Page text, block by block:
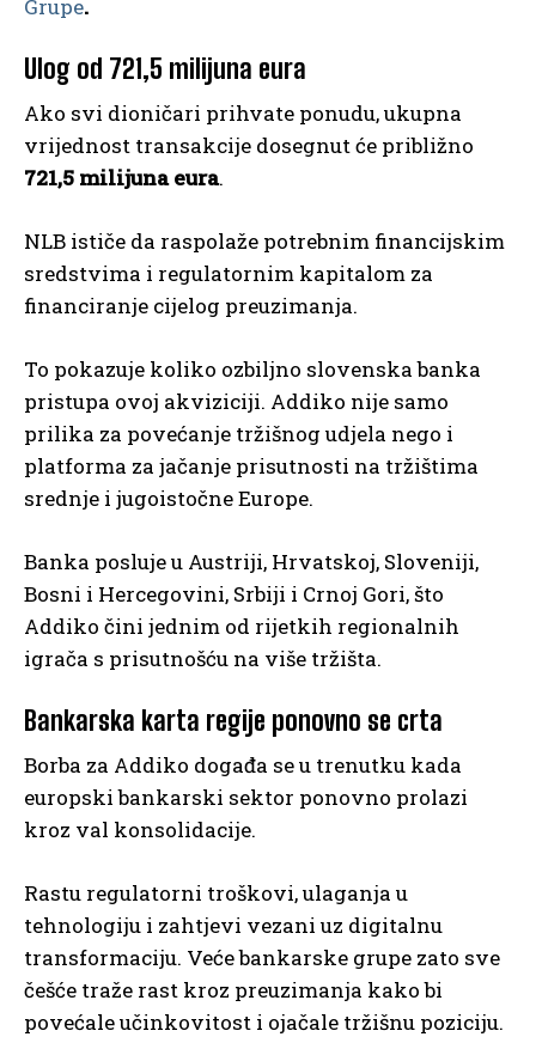
Grupe.
Ulog od 721,5 milijuna eura
Ako svi dioničari prihvate ponudu, ukupna
vrijednost transakcije dosegnut će približno
721,5 milijuna eura.
NLB ističe da raspolaže potrebnim financijskim
sredstvima i regulatornim kapitalom za
financiranje cijelog preuzimanja.
To pokazuje koliko ozbiljno slovenska banka
pristupa ovoj akviziciji. Addiko nije samo
prilika za povećanje tržišnog udjela nego i
platforma za jačanje prisutnosti na tržištima
srednje i jugoistočne Europe.
Banka posluje u Austriji, Hrvatskoj, Sloveniji,
Bosni i Hercegovini, Srbiji i Crnoj Gori, što
Addiko čini jednim od rijetkih regionalnih
igrača s prisutnošću na više tržišta.
Bankarska karta regije ponovno se crta
Borba za Addiko događa se u trenutku kada
europski bankarski sektor ponovno prolazi
kroz val konsolidacije.
Rastu regulatorni troškovi, ulaganja u
tehnologiju i zahtjevi vezani uz digitalnu
transformaciju. Veće bankarske grupe zato sve
češće traže rast kroz preuzimanja kako bi
povećale učinkovitost i ojačale tržišnu poziciju.